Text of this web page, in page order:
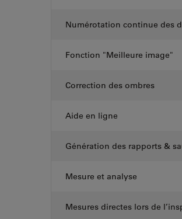
Numérotation continue des
Fonction "Meilleure image"
Correction des ombres
Aide en ligne
Génération des rapports &
Mesure et analyse
Mesures directes lors de